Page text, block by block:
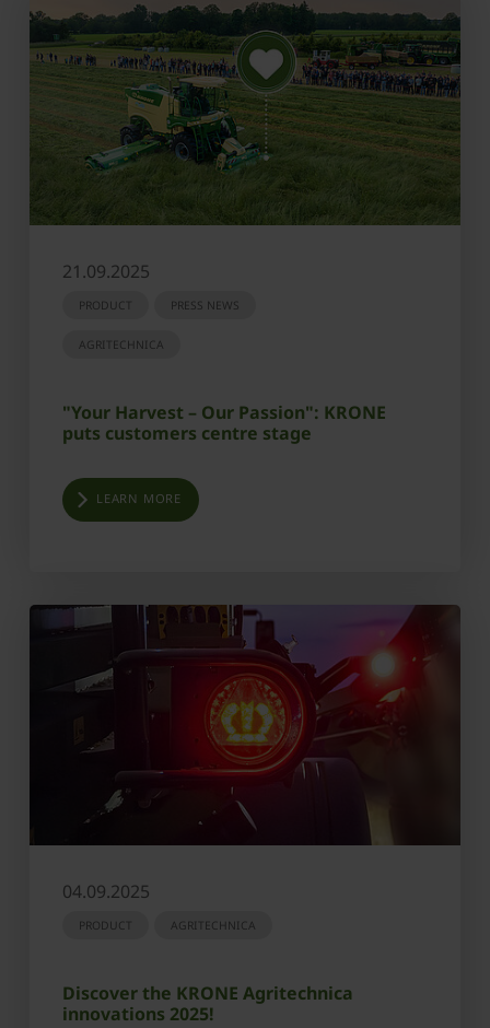
21.09.2025
PRODUCT PRESS NEWS
AGRITECHNICA
"Your Harvest – Our Passion": KRONE
puts customers centre stage
LEARN MORE
04.09.2025
PRODUCT AGRITECHNICA
Discover the KRONE Agritechnica
innovations 2025!